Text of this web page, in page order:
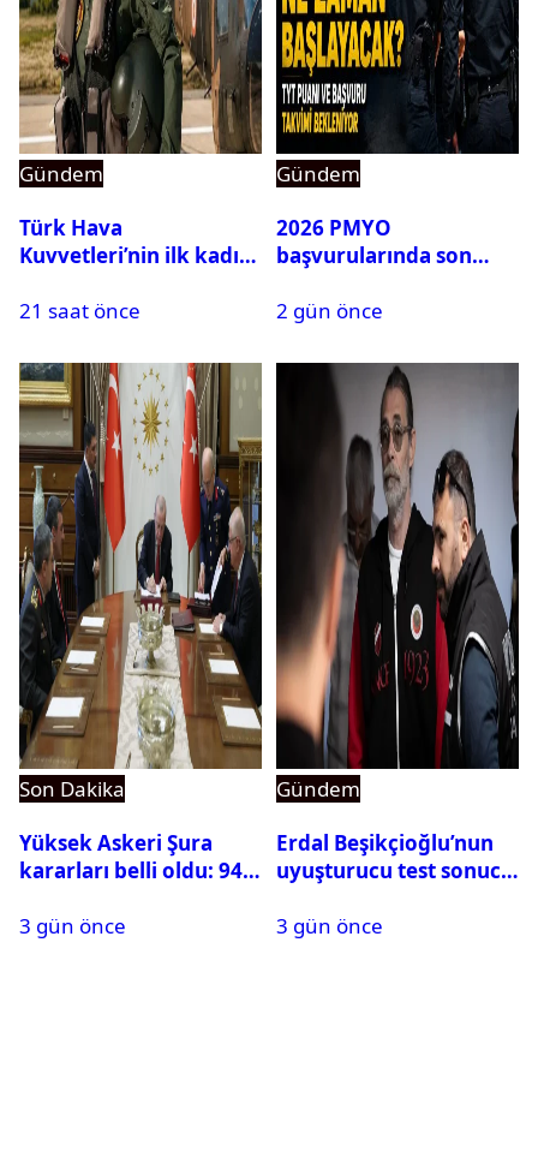
Gündem
Türk Hava
Kuvvetleri’nin ilk kadın
Karapınar hakkında
ortaya çıktı
21 saat önce
Gündem
2026 PMYO
başvurularında son
2 gün önce
Son Dakika
Yüksek Askeri Şura
kararları belli oldu: 94
3 gün önce
Gündem
Erdal Beşikçioğlu’nun
uyuşturucu test sonucu
3 gün önce